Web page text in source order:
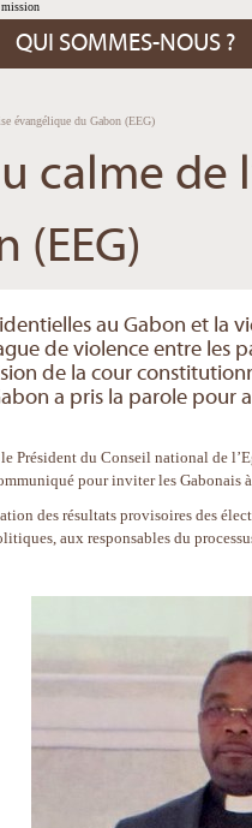
QUI SOMMES-NOUS ?
évangélique du Gabon (EEG)
calme de
(EEG)
au Gabon et la
de violence entre les
de la cour
a pris la parole pour
Président du Conseil national de
pour inviter les Gabonais
des résultats provisoires des
aux responsables du